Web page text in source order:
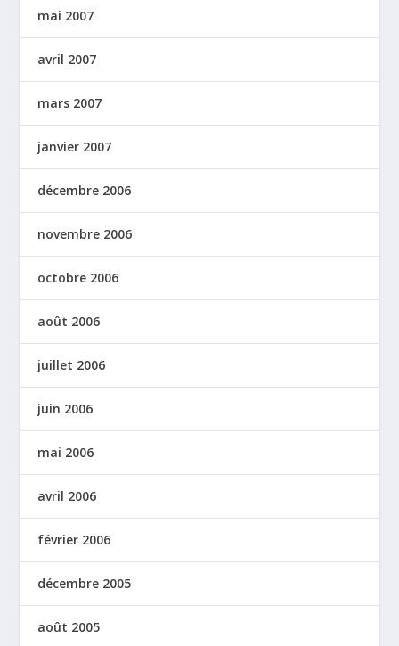
mai 2007
avril 2007
mars 2007
janvier 2007
décembre 2006
novembre 2006
octobre 2006
août 2006
juillet 2006
juin 2006
mai 2006
avril 2006
février 2006
décembre 2005
août 2005